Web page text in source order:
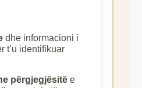
dhe informacioni i
t’u identifikuar
përgjegjësitë e